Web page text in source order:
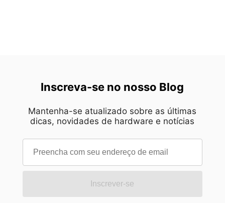
Inscreva-se no nosso Blog
Mantenha-se atualizado sobre as últimas
dicas, novidades de hardware e notícias
Inscrever-se